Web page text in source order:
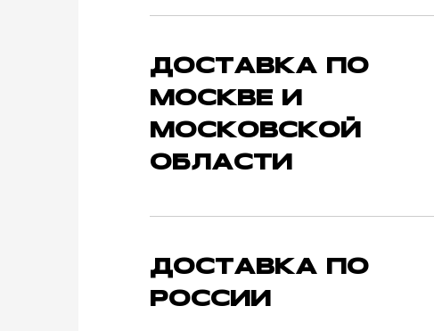
ДОСТАВКА ПО
МОСКВЕ И
МОСКОВСКОЙ
ОБЛАСТИ
ДОСТАВКА ПО
РОССИИ